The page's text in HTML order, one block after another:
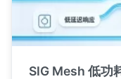
SIG Mesh 低功